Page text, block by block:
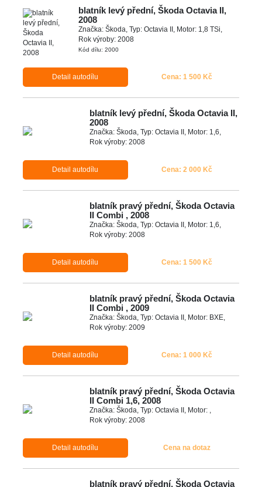
blatník levý přední, Škoda Octavia II,
2008
Značka: Škoda, Typ: Octavia II, Motor: 1,8 TSi,
Rok výroby: 2008
Kód dílu: 2000
Detail autodílu Cena: 1 500 Kč
blatník levý přední, Škoda Octavia II,
2008
Značka: Škoda, Typ: Octavia II, Motor: 1,6,
Rok výroby: 2008
Detail autodílu Cena: 2 000 Kč
blatník pravý přední, Škoda Octavia
II Combi , 2008
Značka: Škoda, Typ: Octavia II, Motor: 1,6,
Rok výroby: 2008
Detail autodílu Cena: 1 500 Kč
blatník pravý přední, Škoda Octavia
II Combi , 2009
Značka: Škoda, Typ: Octavia II, Motor: BXE,
Rok výroby: 2009
Detail autodílu Cena: 1 000 Kč
blatník pravý přední, Škoda Octavia
II Combi 1,6, 2008
Značka: Škoda, Typ: Octavia II, Motor: ,
Rok výroby: 2008
Detail autodílu Cena na dotaz
blatník pravý přední, Škoda Octavia